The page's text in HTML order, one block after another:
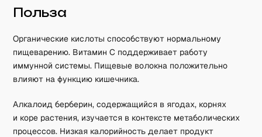
Польза
Органические кислоты способствуют нормальному
пищеварению. Витамин C поддерживает работу
иммунной системы. Пищевые волокна положительно
влияют на функцию кишечника.
Алкалоид берберин, содержащийся в ягодах, корнях
и коре растения, изучается в контексте метаболических
процессов. Низкая калорийность делает продукт